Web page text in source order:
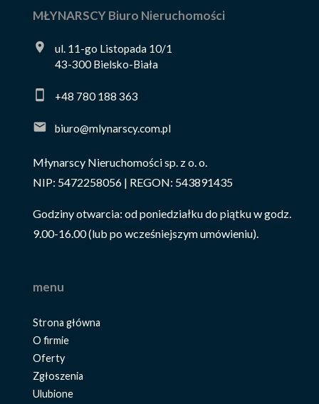
MŁYNARSCY Biuro Nieruchomości
ul. 11-go Listopada 10/1
43-300 Bielsko-Biała
+48 780 188 363
biuro@mlynarscy.com.pl
Młynarscy Nieruchomości sp. z o. o.
NIP: 5472258056 | REGON: 543891435
Godziny otwarcia: od poniedziałku do piątku w godz.
9.00-16.00 (lub po wcześniejszym umówieniu).
menu
Strona główna
O firmie
Oferty
Zgłoszenia
Ulubione